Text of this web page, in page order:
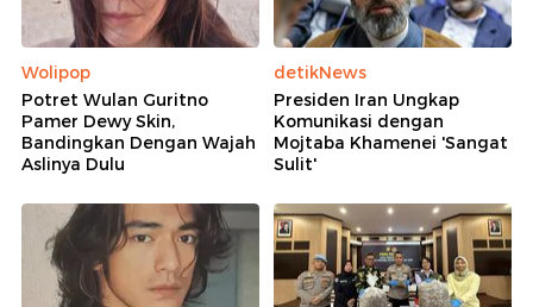
Wolipop
Potret Wulan Guritno
Pamer Dewy Skin,
Bandingkan Dengan Wajah
Aslinya Dulu
detikNews
Presiden Iran Ungkap
Komunikasi dengan
Mojtaba Khamenei 'Sangat
Sulit'